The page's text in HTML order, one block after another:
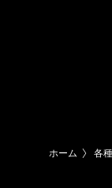
ホーム 各